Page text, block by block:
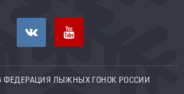
ФЕДЕРАЦИЯ ЛЫЖНЫХ ГОНОК РОССИИ